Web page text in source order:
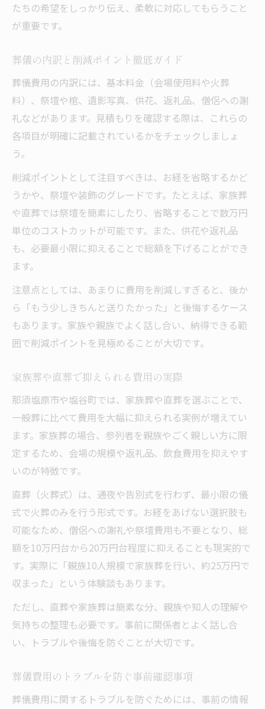
たちの希望をしっかり伝え、柔軟に対応してもらうこと
が重要です。
葬儀の内訳と削減ポイント徹底ガイド
葬儀費用の内訳には、基本料金（会場使用料や火葬
料）、祭壇や棺、遺影写真、供花、返礼品、僧侶への謝
礼などがあります。見積もりを確認する際は、これらの
各項目が明確に記載されているかをチェックしましょ
う。
削減ポイントとして注目すべきは、お経を省略するかど
うかや、祭壇や装飾のグレードです。たとえば、家族葬
や直葬では祭壇を簡素にしたり、省略することで数万円
単位のコストカットが可能です。また、供花や返礼品
も、必要最小限に抑えることで総額を下げることができ
ます。
注意点としては、あまりに費用を削減しすぎると、後か
ら「もう少しきちんと送りたかった」と後悔するケース
もあります。家族や親族でよく話し合い、納得できる範
囲で削減ポイントを見極めることが大切です。
家族葬や直葬で抑えられる費用の実際
那須塩原市や塩谷町では、家族葬や直葬を選ぶことで、
一般葬に比べて費用を大幅に抑えられる実例が増えてい
ます。家族葬の場合、参列者を親族やごく親しい方に限
定するため、会場の規模や返礼品、飲食費用を抑えやす
いのが特徴です。
直葬（火葬式）は、通夜や告別式を行わず、最小限の儀
式で火葬のみを行う形式です。お経をあげない選択肢も
可能なため、僧侶への謝礼や祭壇費用も不要となり、総
額を10万円台から20万円台程度に抑えることも現実的で
す。実際に「親族10人規模で家族葬を行い、約25万円で
収まった」という体験談もあります。
ただし、直葬や家族葬は簡素な分、親族や知人の理解や
気持ちの整理も必要です。事前に関係者とよく話し合
い、トラブルや後悔を防ぐことが大切です。
葬儀費用のトラブルを防ぐ事前確認事項
葬儀費用に関するトラブルを防ぐためには、事前の情報